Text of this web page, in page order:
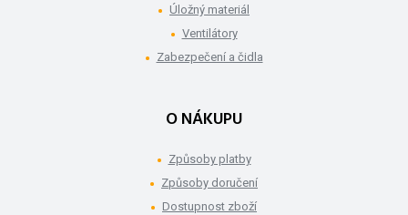
Úložný materiál
Ventilátory
Zabezpečení a čidla
O NÁKUPU
Způsoby platby
Způsoby doručení
Dostupnost zboží